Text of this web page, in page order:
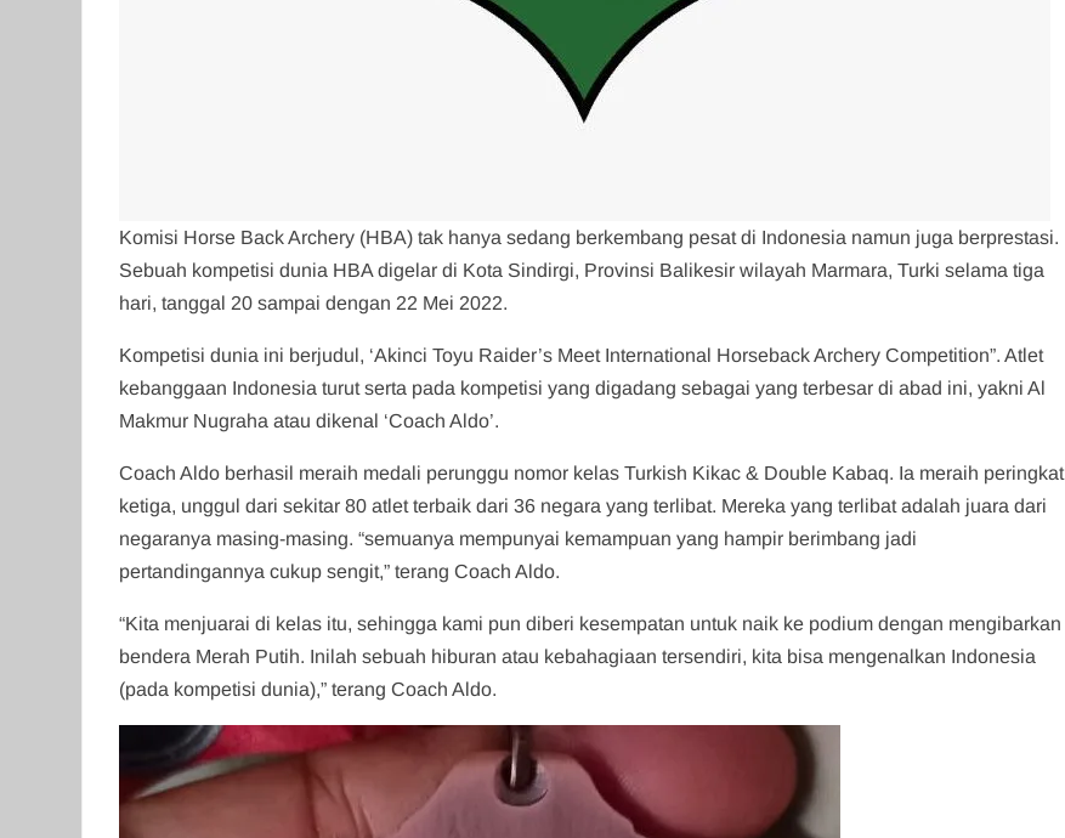
Komisi Horse Back Archery (HBA) tak hanya sedang berkembang pesat di Indonesia namun juga berprestasi.
Sebuah kompetisi dunia HBA digelar di Kota Sindirgi, Provinsi Balikesir wilayah Marmara, Turki selama tiga
hari, tanggal 20 sampai dengan 22 Mei 2022.
Kompetisi dunia ini berjudul, ‘Akinci Toyu Raider’s Meet International Horseback Archery Competition”. Atlet
kebanggaan Indonesia turut serta pada kompetisi yang digadang sebagai yang terbesar di abad ini, yakni Al
Makmur Nugraha atau dikenal ‘Coach Aldo’.
Coach Aldo berhasil meraih medali perunggu nomor kelas Turkish Kikac & Double Kabaq. Ia meraih peringkat
ketiga, unggul dari sekitar 80 atlet terbaik dari 36 negara yang terlibat. Mereka yang terlibat adalah juara dari
negaranya masing-masing. “semuanya mempunyai kemampuan yang hampir berimbang jadi
pertandingannya cukup sengit,” terang Coach Aldo.
“Kita menjuarai di kelas itu, sehingga kami pun diberi kesempatan untuk naik ke podium dengan mengibarkan
bendera Merah Putih. Inilah sebuah hiburan atau kebahagiaan tersendiri, kita bisa mengenalkan Indonesia
(pada kompetisi dunia),” terang Coach Aldo.